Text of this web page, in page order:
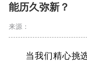
能历久弥新？
来源：
当我们精心挑